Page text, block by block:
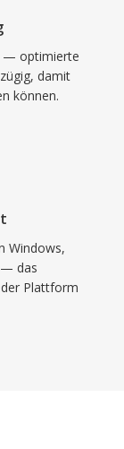
— optimierte
damit
können.
Windows,
— das
Plattform